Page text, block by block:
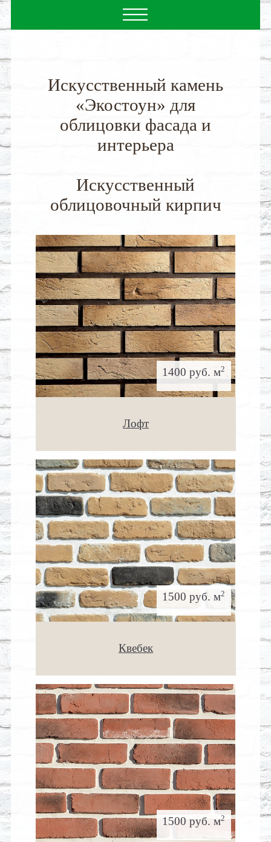
Искусственный камень
«Экостоун» для
облицовки фасада и
интерьера
Искусственный
облицовочный кирпич
1400 руб. м2
Лофт
1500 руб. м2
Квебек
1500 руб. м2